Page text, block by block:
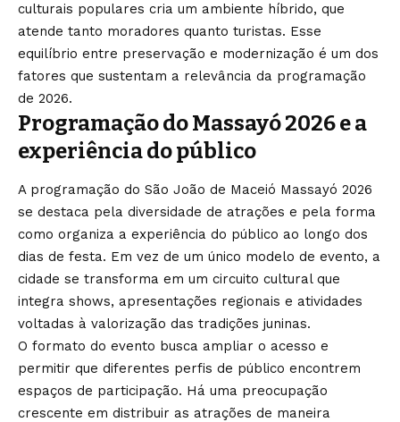
culturais populares cria um ambiente híbrido, que
atende tanto moradores quanto turistas. Esse
equilíbrio entre preservação e modernização é um dos
fatores que sustentam a relevância da programação
de 2026.
Programação do Massayó 2026 e a
experiência do público
A programação do São João de Maceió Massayó 2026
se destaca pela diversidade de atrações e pela forma
como organiza a experiência do público ao longo dos
dias de festa. Em vez de um único modelo de evento, a
cidade se transforma em um circuito cultural que
integra shows, apresentações regionais e atividades
voltadas à valorização das tradições juninas.
O formato do evento busca ampliar o acesso e
permitir que diferentes perfis de público encontrem
espaços de participação. Há uma preocupação
crescente em distribuir as atrações de maneira